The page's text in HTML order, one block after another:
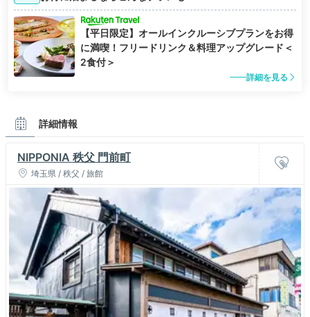
【平日限定】オールインクルーシブプランをお得
に満喫！フリードリンク＆料理アップグレード＜
2食付＞
詳細を見る
詳細情報
NIPPONIA 秩父 門前町
埼玉県 / 秩父 / 旅館